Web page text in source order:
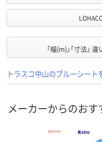
「幅(m)」「寸法」
トラスコ中山のブルーシート
メーカーからのおす